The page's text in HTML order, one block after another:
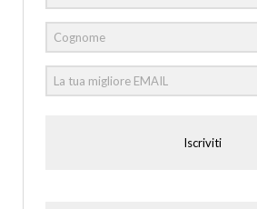
Iscriviti